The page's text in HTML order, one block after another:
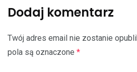
Dodaj komentarz
Twój adres email nie zostanie
pola są oznaczone *